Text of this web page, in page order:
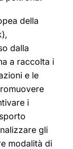
della
dalla
a raccolta i
e le
i
gli
modalità di